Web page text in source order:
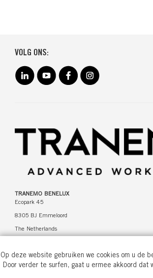
VOLG ONS:
TRANEMO BENELUX
Ecopark 45
8305 BJ Emmeloord
The Netherlands
CONTACT
Op deze website gebruiken we cookies om u de
Door verder te surfen, gaat u ermee akkoord dat